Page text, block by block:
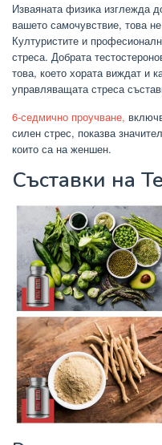
Изваяната физика изглежда
вашето самочувствие, това
Културистите и
стреса. Добрата
това, което хората виждат и
управляващата стреса
6-седмично проучване,
силен стрес, показва
които са на женшен.
Съставки на